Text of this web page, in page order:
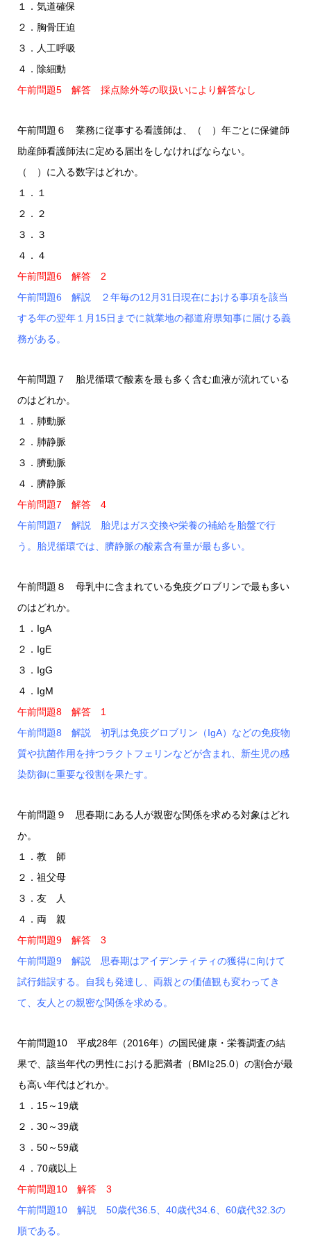
１．気道確保
２．胸骨圧迫
３．人工呼吸
４．除細動
午前問題5 解答 採点除外等の取扱いにより解答なし
午前問題６ 業務に従事する看護師は、（ ）年ごとに保健師
助産師看護師法に定める届出をしなければならない。
（ ）に入る数字はどれか。
１．１
２．２
３．３
４．４
午前問題6 解答 2
午前問題6 解説 ２年毎の12月31日現在における事項を該当
する年の翌年１月15日までに就業地の都道府県知事に届ける義
務がある。
午前問題７ 胎児循環で酸素を最も多く含む血液が流れている
のはどれか。
１．肺動脈
２．肺静脈
３．臍動脈
４．臍静脈
午前問題7 解答 4
午前問題7 解説 胎児はガス交換や栄養の補給を胎盤で行
う。胎児循環では、臍静脈の酸素含有量が最も多い。
午前問題８ 母乳中に含まれている免疫グロブリンで最も多い
のはどれか。
１．IgA
２．IgE
３．IgG
４．IgM
午前問題8 解答 1
午前問題8 解説 初乳は免疫グロブリン（IgA）などの免疫物
質や抗菌作用を持つラクトフェリンなどが含まれ、新生児の感
染防御に重要な役割を果たす。
午前問題９ 思春期にある人が親密な関係を求める対象はどれ
か。
１．教 師
２．祖父母
３．友 人
４．両 親
午前問題9 解答 3
午前問題9 解説 思春期はアイデンティティの獲得に向けて
試行錯誤する。自我も発達し、両親との価値観も変わってき
て、友人との親密な関係を求める。
午前問題10 平成28年（2016年）の国民健康・栄養調査の結
果で、該当年代の男性における肥満者（BMI≧25.0）の割合が最
も高い年代はどれか。
１．15～19歳
２．30～39歳
３．50～59歳
４．70歳以上
午前問題10 解答 3
午前問題10 解説 50歳代36.5、40歳代34.6、60歳代32.3の
順である。